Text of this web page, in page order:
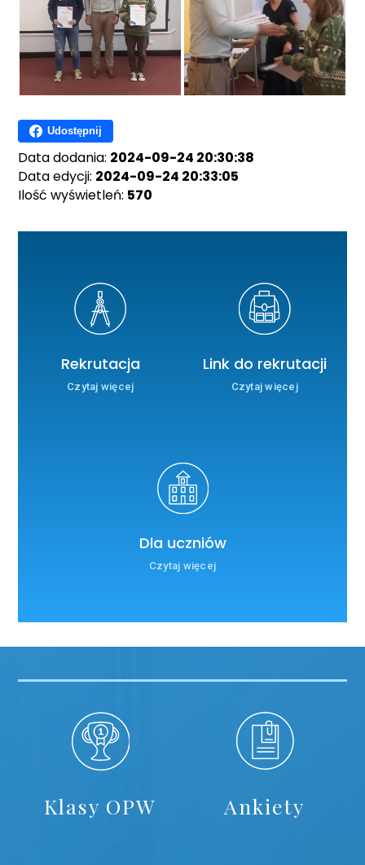
Udostępnij
Data dodania: 2024-09-24 20:30:38
Data edycji: 2024-09-24 20:33:05
Ilość wyświetleń: 570
Rekrutacja
Czytaj więcej
Link do rekrutacji
Czytaj więcej
Dla uczniów
Czytaj więcej
Klasy OPW Ankiety